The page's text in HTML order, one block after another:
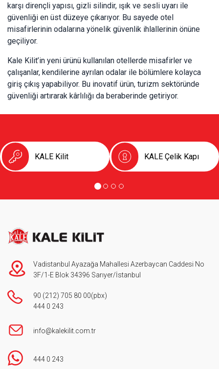
karşı dirençli yapısı, gizli silindir, ışık ve sesli uyarı ile
güvenliği en üst düzeye çıkarıyor. Bu sayede otel
misafirlerinin odalarına yönelik güvenlik ihlallerinin önüne
geçiliyor.
Kale Kilit’in yeni ürünü kullanılan otellerde misafirler ve
çalışanlar, kendilerine ayrılan odalar ile bölümlere kolayca
giriş çıkış yapabiliyor. Bu inovatif ürün, turizm sektöründe
güvenliği artırarak kârlılığı da beraberinde getiriyor.
KALE Kilit KALE Çelik Kapı
Vadistanbul Ayazağa Mahallesi Azerbaycan Caddesi No
3F/1-E Blok 34396 Sarıyer/İstanbul
90 (212) 705 80 00(pbx)
444 0 243
info@kalekilit.com.tr
444 0 243